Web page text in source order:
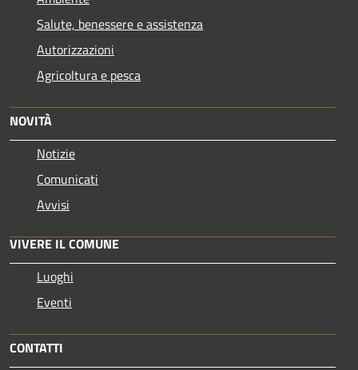
Salute, benessere e assistenza
Autorizzazioni
Agricoltura e pesca
NOVITÀ
Notizie
Comunicati
Avvisi
VIVERE IL COMUNE
Luoghi
Eventi
CONTATTI